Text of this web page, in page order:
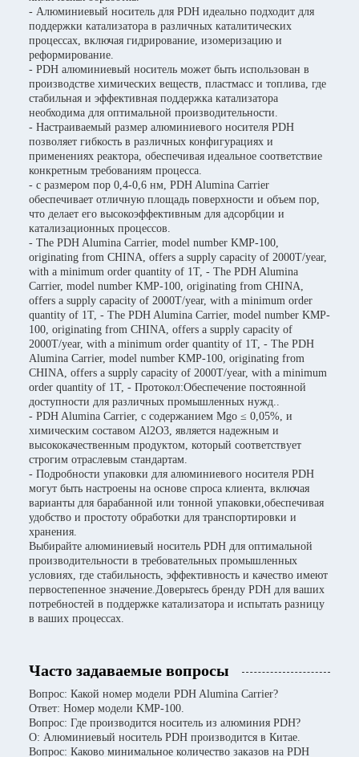
- Алюминиевый носитель для PDH идеально подходит для
поддержки катализатора в различных каталитических
процессах, включая гидрирование, изомеризацию и
реформирование.
- PDH алюминиевый носитель может быть использован в
производстве химических веществ, пластмасс и топлива, где
стабильная и эффективная поддержка катализатора
необходима для оптимальной производительности.
- Настраиваемый размер алюминиевого носителя PDH
позволяет гибкость в различных конфигурациях и
применениях реактора, обеспечивая идеальное соответствие
конкретным требованиям процесса.
- с размером пор 0,4-0,6 нм, PDH Alumina Carrier
обеспечивает отличную площадь поверхности и объем пор,
что делает его высокоэффективным для адсорбции и
катализационных процессов.
- The PDH Alumina Carrier, model number KMP-100,
originating from CHINA, offers a supply capacity of 2000T/year,
with a minimum order quantity of 1T, - The PDH Alumina
Carrier, model number KMP-100, originating from CHINA,
offers a supply capacity of 2000T/year, with a minimum order
quantity of 1T, - The PDH Alumina Carrier, model number KMP-
100, originating from CHINA, offers a supply capacity of
2000T/year, with a minimum order quantity of 1T, - The PDH
Alumina Carrier, model number KMP-100, originating from
CHINA, offers a supply capacity of 2000T/year, with a minimum
order quantity of 1T, - Протокол:Обеспечение постоянной
доступности для различных промышленных нужд..
- PDH Alumina Carrier, с содержанием Mgo ≤ 0,05%, и
химическим составом Al2O3, является надежным и
высококачественным продуктом, который соответствует
строгим отраслевым стандартам.
- Подробности упаковки для алюминиевого носителя PDH
могут быть настроены на основе спроса клиента, включая
варианты для барабанной или тонной упаковки,обеспечивая
удобство и простоту обработки для транспортировки и
хранения.
Выбирайте алюминиевый носитель PDH для оптимальной
производительности в требовательных промышленных
условиях, где стабильность, эффективность и качество имеют
первостепенное значение.Доверьтесь бренду PDH для ваших
потребностей в поддержке катализатора и испытать разницу
в ваших процессах.
Часто задаваемые вопросы
Вопрос: Какой номер модели PDH Alumina Carrier?
Ответ: Номер модели KMP-100.
Вопрос: Где производится носитель из алюминия PDH?
О: Алюминиевый носитель PDH производится в Китае.
Вопрос: Каково минимальное количество заказов на PDH